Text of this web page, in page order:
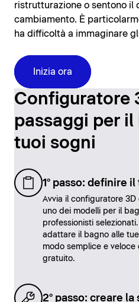
ristrutturazione o sentono il
cambiamento. È
ha difficoltà a immaginare
Inizia ora
Configuratore
passaggi per il
tuoi sogni
1° passo: definire
Avvia il configuratore
uno dei modelli per il
professionisti
adattare il bagno alle
modo semplice e
gratuito.
2° passo: creare